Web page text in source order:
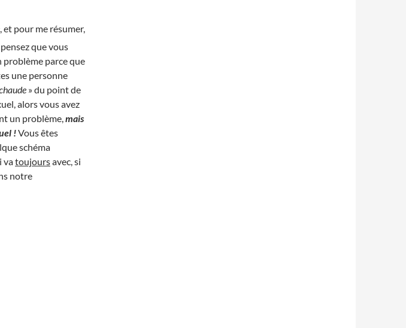
et pour me résumer,
que vous
problème parce que
une personne
» du point de
alors vous avez
un problème,mais
!Vous êtes
schéma
vatoujoursavec, si
notre